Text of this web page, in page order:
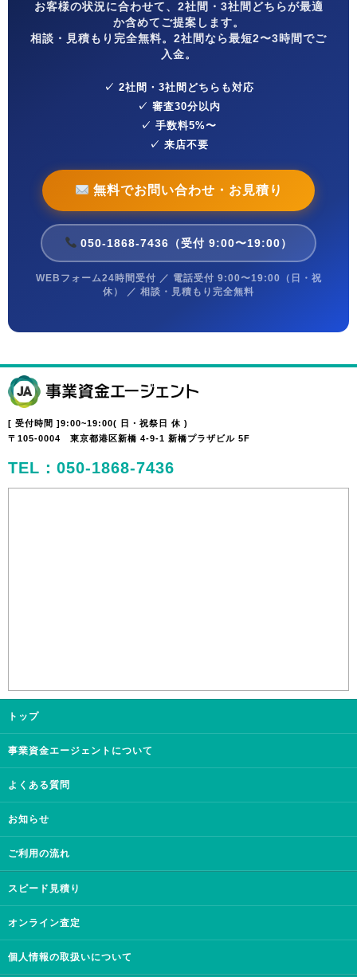
お客様の状況に合わせて、2社間・3社間どちらが最適
か含めてご提案します。
相談・見積もり完全無料。2社間なら最短2〜3時間でご
入金。
✓ 2社間・3社間どちらも対応
✓ 審査30分以内
✓ 手数料5%〜
✓ 来店不要
無料でお問い合わせ・お見積り
050-1868-7436（受付 9:00〜19:00）
WEBフォーム24時間受付 ／ 電話受付 9:00〜19:00（日・祝
休） ／ 相談・見積もり完全無料
[ 受付時間 ]9:00~19:00( 日・祝祭日 休 )
〒105-0004 東京都港区新橋 4-9-1 新橋プラザビル 5F
TEL：050-1868-7436
トップ
事業資金エージェントについて
よくある質問
お知らせ
ご利用の流れ
スピード見積り
オンライン査定
個人情報の取扱いについて